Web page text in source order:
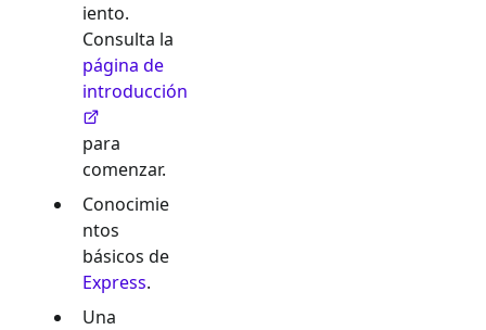
iento.
Consulta la
página de
introducción
para
comenzar.
Conocimie
ntos
básicos de
Express.
Una